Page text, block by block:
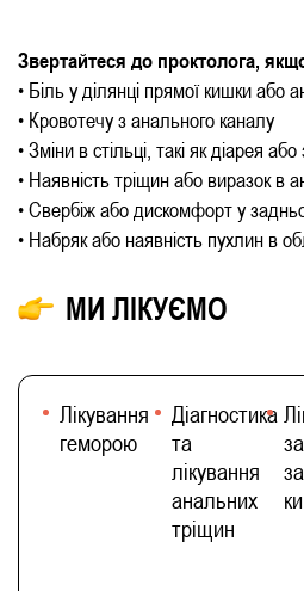
Звертайтеся до проктолога,
• Біль у ділянці прямої кишки або
• Кровотечу з анального каналу
• Зміни в стільці, такі як діарея
• Наявність тріщин або виразок в
• Свербіж або дискомфорт у
• Набряк або наявність пухлин в
МИ ЛІКУЄМО
Лікування
геморою
Діагностика
та
лікування
анальних
тріщин